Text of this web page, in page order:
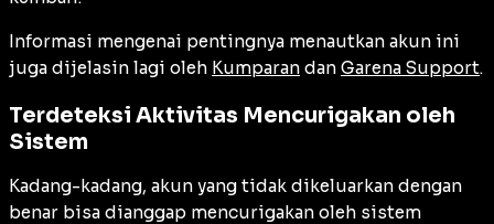
Informasi mengenai pentingnya menautkan akun ini
juga dijelasin lagi oleh Kumparan dan Garena Support.
Terdeteksi Aktivitas Mencurigakan oleh
Sistem
Kadang-kadang, akun yang tidak dikeluarkan dengan
benar bisa dianggap mencurigakan oleh sistem